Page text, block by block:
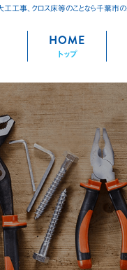
工工事、クロス床等のことなら千葉
HOME
トップ